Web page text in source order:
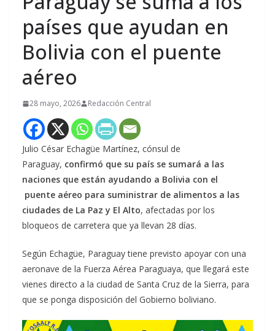
países que ayudan en
Bolivia con el puente
aéreo
28 mayo, 2026 Redacción Central
Julio César Echagüe Martínez, cónsul de
Paraguay, confirmó que su país se sumará a las
naciones que están ayudando a Bolivia con el
puente aéreo para suministrar de alimentos a las
ciudades de La Paz y El Alto, afectadas por los
bloqueos de carretera que ya llevan 28 días.
Según Echagüe, Paraguay tiene previsto apoyar con una
aeronave de la Fuerza Aérea Paraguaya, que llegará este
vienes directo a la ciudad de Santa Cruz de la Sierra, para
que se ponga disposición del Gobierno boliviano.